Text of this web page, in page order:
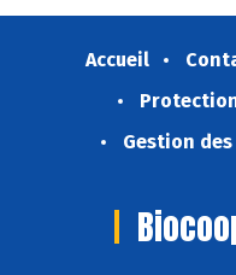
Accueil
Gestion